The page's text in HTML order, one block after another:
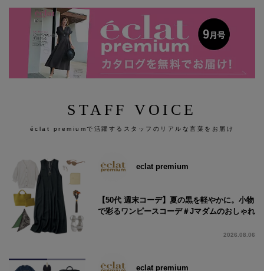
STAFF VOICE
éclat premiumで活躍するスタッフのリアルな言葉をお届け
eclat premium
【50代 週末コーデ】夏の黒を軽やかに。小物
で彩るワンピースコーデ＃Jマダムのおしゃれ
2026.08.06
eclat premium